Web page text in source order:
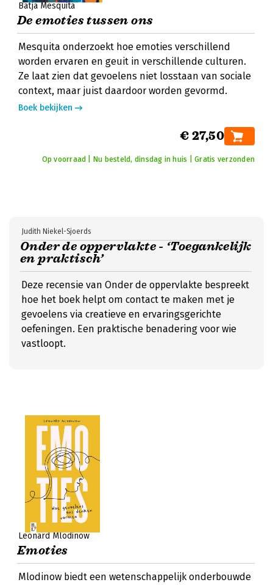
Batja Mesquita
De emoties tussen ons
Mesquita onderzoekt hoe emoties verschillend
worden ervaren en geuit in verschillende culturen.
Ze laat zien dat gevoelens niet losstaan van sociale
context, maar juist daardoor worden gevormd.
Boek bekijken
€ 27,50
Op voorraad | Nu besteld, dinsdag in huis | Gratis verzonden
Onder de oppervlakte - ‘Toegankelijk
en praktisch’
Judith Niekel-Sjoerds
Deze recensie van Onder de oppervlakte bespreekt
hoe het boek helpt om contact te maken met je
gevoelens via creatieve en ervaringsgerichte
oefeningen. Een praktische benadering voor wie
vastloopt.
Leonard Mlodinow
Emoties
Mlodinow biedt een wetenschappelijk onderbouwde